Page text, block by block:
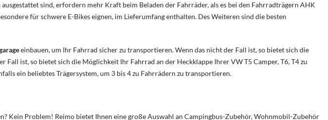
sind, erfordern mehr Kraft beim Beladen der Fahrräder, als es bei den Fahrradträgern AHK
für schwere E-Bikes eignen, im Lieferumfang enthalten. Des Weiteren sind die besten
einbauen, um Ihr Fahrrad sicher zu transportieren. Wenn das nicht der Fall ist, so bietet sich die
ist, so bietet sich die Möglichkeit Ihr Fahrrad an der Heckklappe Ihrer VW T5 Camper, T6, T4 zu
ein beliebtes Trägersystem, um 3 bis 4 zu Fahrrädern zu transportieren.
Problem! Reimo bietet Ihnen eine große Auswahl an Campingbus-Zubehör, Wohnmobil-Zubehör